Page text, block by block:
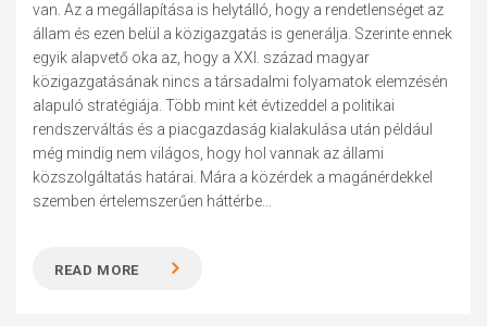
van. Az a megállapítása is helytálló, hogy a rendetlenséget az
állam és ezen belül a közigazgatás is generálja. Szerinte ennek
egyik alapvető oka az, hogy a XXI. század magyar
közigazgatásának nincs a társadalmi folyamatok elemzésén
alapuló stratégiája. Több mint két évtizeddel a politikai
rendszerváltás és a piacgazdaság kialakulása után például
még mindig nem világos, hogy hol vannak az állami
közszolgáltatás határai. Mára a közérdek a magánérdekkel
szemben értelemszerűen háttérbe...
READ MORE